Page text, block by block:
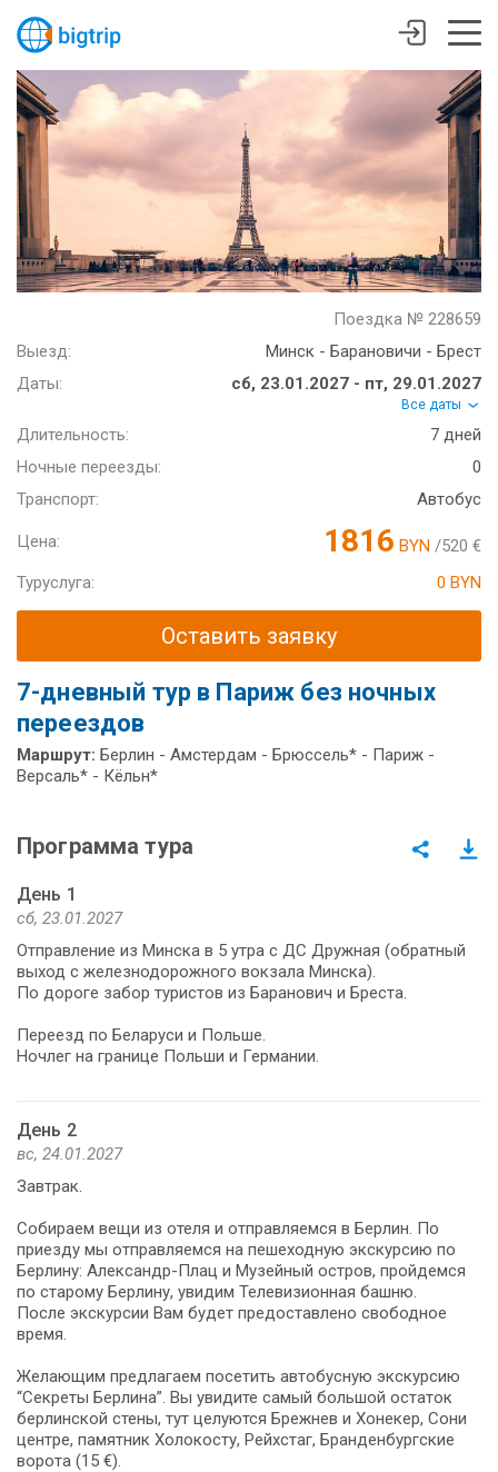
Поездка № 228659
Выезд:
Минск - Барановичи - Брест
Даты:
сб, 23.01.2027 - пт, 29.01.2027
Все даты
Длительность:
7 дней
Ночные переезды:
0
Транспорт:
Автобус
Цена: 1816 BYN /520 €
Туруслуга:
0 BYN
Оставить заявку
7-дневный тур в Париж без ночных
переездов
Маршрут: Берлин - Амстердам - Брюссель* - Париж -
Версаль* - Кёльн*
Программа тура
День 1
сб, 23.01.2027
Отправление из Минска в 5 утра с ДС Дружная (обратный
выход с железнодорожного вокзала Минска).
По дороге забор туристов из Баранович и Бреста.
Переезд по Беларуси и Польше.
Ночлег на границе Польши и Германии.
День 2
вс, 24.01.2027
Завтрак.
Собираем вещи из отеля и отправляемся в Берлин. По
приезду мы отправляемся на пешеходную экскурсию по
Берлину: Александр-Плац и Музейный остров, пройдемся
по старому Берлину, увидим Телевизионная башню.
После экскурсии Вам будет предоставлено свободное
время.
Желающим предлагаем посетить автобусную экскурсию
“Секреты Берлина”. Вы увидите самый большой остаток
берлинской стены, тут целуются Брежнев и Хонекер, Сони
центре, памятник Холокосту, Рейхстаг, Бранденбургские
ворота (15 €).